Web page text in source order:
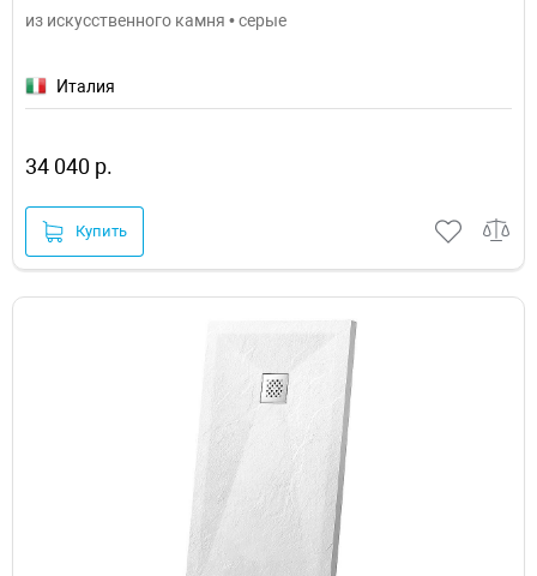
из искусственного камня • серые
Италия
34 040 р.
Купить